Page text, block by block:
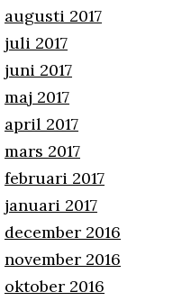
augusti 2017
juli 2017
juni 2017
maj 2017
april 2017
mars 2017
februari 2017
januari 2017
december 2016
november 2016
oktober 2016